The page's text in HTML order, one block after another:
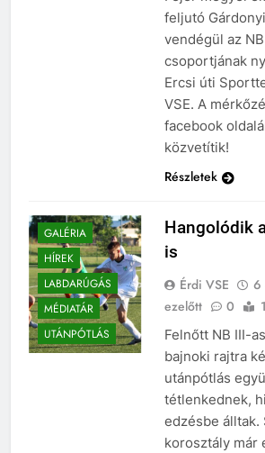
feljutó
vendégül az
csoportjának
Ercsi úti
VSE. A
facebook
közvetítik!
Részletek
GALÉRIA
HÍREK
LABDARÚGÁS
MÉDIATÁR
UTÁNPÓTLÁS
Hangolódik
is
Érdi VSE
6
ezelőtt
0
Felnőtt NB III-
bajnoki rajtra
utánpótlás
tétlenkednek,
edzésbe álltak.
korosztály már